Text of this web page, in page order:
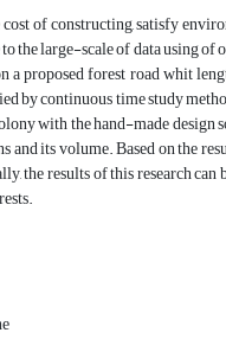
of constructing, satisfy
the large-scale of data using
a proposed forest road whit
by continuous time study
with the hand-made
its volume. Based on the
the results of this research